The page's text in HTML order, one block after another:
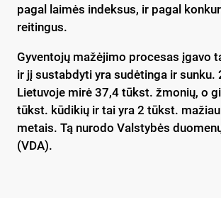
pagal laimės indeksus, ir pagal
reitingus.
Gyventojų mažėjimo procesas įgavo
ir jį sustabdyti yra sudėtinga ir sunku.
Lietuvoje mirė 37,4 tūkst. žmonių, o
tūkst. kūdikių ir tai yra 2 tūkst.
metais. Tą nurodo Valstybės
(VDA).